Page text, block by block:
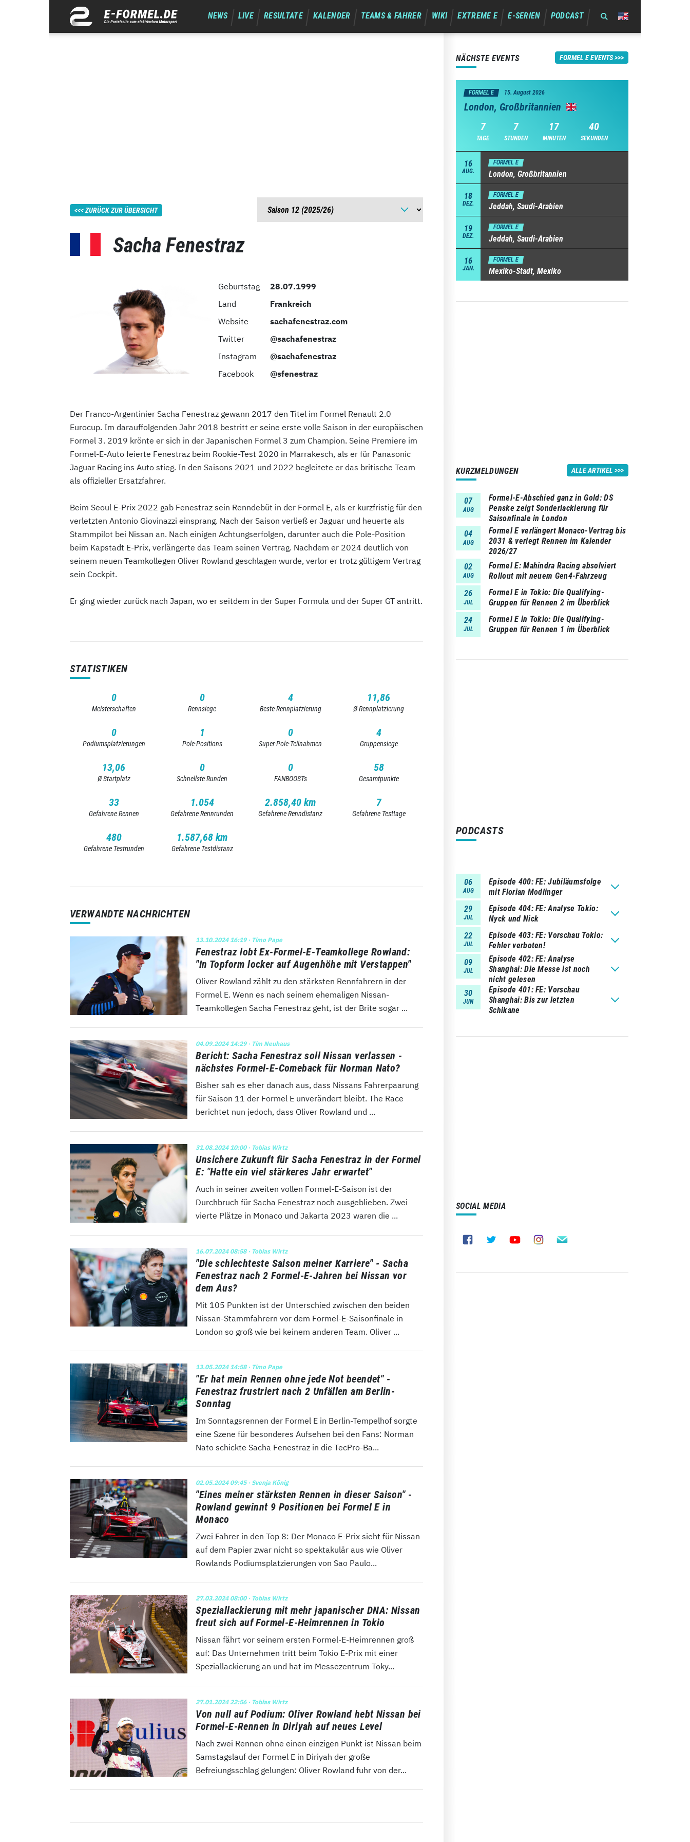
NEWS LIVE RESULTATE KALENDER TEAMS & FAHRER WIKI EXTREME E E-SERIEN PODCAST
ZURÜCK ZUR ÜBERSICHT
Sacha Fenestraz
Geburtstag
28.07.1999
Land
Frankreich
Website
sachafenestraz.com
Twitter
@sachafenestraz
Instagram
@sachafenestraz
Facebook
@sfenestraz
Der Franco-Argentinier Sacha Fenestraz gewann 2017 den Titel im Formel Renault 2.0
Eurocup. Im darauffolgenden Jahr 2018 bestritt er seine erste volle Saison in der europäischen
Formel 3. 2019 krönte er sich in der Japanischen Formel 3 zum Champion. Seine Premiere im
Formel-E-Auto feierte Fenestraz beim Rookie-Test 2020 in Marrakesch, als er für Panasonic
Jaguar Racing ins Auto stieg. In den Saisons 2021 und 2022 begleitete er das britische Team
als offizieller Ersatzfahrer.
Beim Seoul E-Prix 2022 gab Fenestraz sein Renndebüt in der Formel E, als er kurzfristig für den
verletzten Antonio Giovinazzi einsprang. Nach der Saison verließ er Jaguar und heuerte als
Stammpilot bei Nissan an. Nach einigen Achtungserfolgen, darunter auch die Pole-Position
beim Kapstadt E-Prix, verlängerte das Team seinen Vertrag. Nachdem er 2024 deutlich von
seinem neuen Teamkollegen Oliver Rowland geschlagen wurde, verlor er trotz gültigem Vertrag
sein Cockpit.
Er ging wieder zurück nach Japan, wo er seitdem in der Super Formula und der Super GT antritt.
STATISTIKEN
0
Meisterschaften
0
Rennsiege
4
Beste Rennplatzierung
11,86
Ø Rennplatzierung
0
Podiumsplatzierungen
1
Pole-Positions
0
Super-Pole-Teilnahmen
4
Gruppensiege
13,06
Ø Startplatz
0
Schnellste Runden
0
FANBOOSTs
58
Gesamtpunkte
33
Gefahrene Rennen
1.054
Gefahrene Rennrunden
2.858,40 km
Gefahrene Renndistanz
7
Gefahrene Testtage
480
Gefahrene Testrunden
1.587,68 km
Gefahrene Testdistanz
VERWANDTE NACHRICHTEN
13.10.2024 16:19· Timo Pape
Fenestraz lobt Ex-Formel-E-Teamkollege Rowland:
"In Topform locker auf Augenhöhe mit Verstappen"
Oliver Rowland zählt zu den stärksten Rennfahrern in der
Formel E. Wenn es nach seinem ehemaligen Nissan-
Teamkollegen Sacha Fenestraz geht, ist der Brite sogar ...
04.09.2024 14:29· Tim Neuhaus
Bericht: Sacha Fenestraz soll Nissan verlassen -
nächstes Formel-E-Comeback für Norman Nato?
Bisher sah es eher danach aus, dass Nissans Fahrerpaarung
für Saison 11 der Formel E unverändert bleibt. The Race
berichtet nun jedoch, dass Oliver Rowland und ...
31.08.2024 10:00· Tobias Wirtz
Unsichere Zukunft für Sacha Fenestraz in der Formel
E: "Hatte ein viel stärkeres Jahr erwartet"
Auch in seiner zweiten vollen Formel-E-Saison ist der
Durchbruch für Sacha Fenestraz noch ausgeblieben. Zwei
vierte Plätze in Monaco und Jakarta 2023 waren die ...
16.07.2024 08:58· Tobias Wirtz
"Die schlechteste Saison meiner Karriere" - Sacha
Fenestraz nach 2 Formel-E-Jahren bei Nissan vor
dem Aus?
Mit 105 Punkten ist der Unterschied zwischen den beiden
Nissan-Stammfahrern vor dem Formel-E-Saisonfinale in
London so groß wie bei keinem anderen Team. Oliver ...
13.05.2024 14:58· Timo Pape
"Er hat mein Rennen ohne jede Not beendet" -
Fenestraz frustriert nach 2 Unfällen am Berlin-
Sonntag
Im Sonntagsrennen der Formel E in Berlin-Tempelhof sorgte
eine Szene für besonderes Aufsehen bei den Fans: Norman
Nato schickte Sacha Fenestraz in die TecPro-Ba...
02.05.2024 09:45· Svenja König
"Eines meiner stärksten Rennen in dieser Saison" -
Rowland gewinnt 9 Positionen bei Formel E in
Monaco
Zwei Fahrer in den Top 8: Der Monaco E-Prix sieht für Nissan
auf dem Papier zwar nicht so spektakulär aus wie Oliver
Rowlands Podiumsplatzierungen von Sao Paulo...
27.03.2024 08:00· Tobias Wirtz
Speziallackierung mit mehr japanischer DNA: Nissan
freut sich auf Formel-E-Heimrennen in Tokio
Nissan fährt vor seinem ersten Formel-E-Heimrennen groß
auf: Das Unternehmen tritt beim Tokio E-Prix mit einer
Speziallackierung an und hat im Messezentrum Toky...
27.01.2024 22:56· Tobias Wirtz
Von null auf Podium: Oliver Rowland hebt Nissan bei
Formel-E-Rennen in Diriyah auf neues Level
Nach zwei Rennen ohne einen einzigen Punkt ist Nissan beim
Samstagslauf der Formel E in Diriyah der große
Befreiungsschlag gelungen: Oliver Rowland fuhr von der...
NÄCHSTE EVENTS FORMEL E EVENTS
FORMEL E 15. August 2026
London, Großbritannien
7
TAGE
7
STUNDEN
17
MINUTEN
39
SEKUNDEN
16
AUG.
FORMEL E
London, Großbritannien
18
DEZ.
FORMEL E
Jeddah, Saudi-Arabien
19
DEZ.
FORMEL E
Jeddah, Saudi-Arabien
16
JAN.
FORMEL E
Mexiko-Stadt, Mexiko
KURZMELDUNGEN ALLE ARTIKEL
07
AUG
Formel-E-Abschied ganz in Gold: DS
Penske zeigt Sonderlackierung für
Saisonfinale in London
04
AUG
Formel E verlängert Monaco-Vertrag bis
2031 & verlegt Rennen im Kalender
2026/27
02
AUG
Formel E: Mahindra Racing absolviert
Rollout mit neuem Gen4-Fahrzeug
26
JUL
Formel E in Tokio: Die Qualifying-
Gruppen für Rennen 2 im Überblick
24
JUL
Formel E in Tokio: Die Qualifying-
Gruppen für Rennen 1 im Überblick
PODCASTS
06
AUG
Episode 400 FE: Jubiläumsfolge
mit Florian Modlinger
29
JUL
Episode 404 FE: Analyse Tokio:
Nyck und Nick
22
JUL
Episode 403 FE: Vorschau Tokio:
Fehler verboten!
09
JUL
Episode 402 FE: Analyse
Shanghai: Die Messe ist noch
nicht gelesen
30
JUN
Episode 401 FE: Vorschau
Shanghai: Bis zur letzten
Schikane
SOCIAL MEDIA